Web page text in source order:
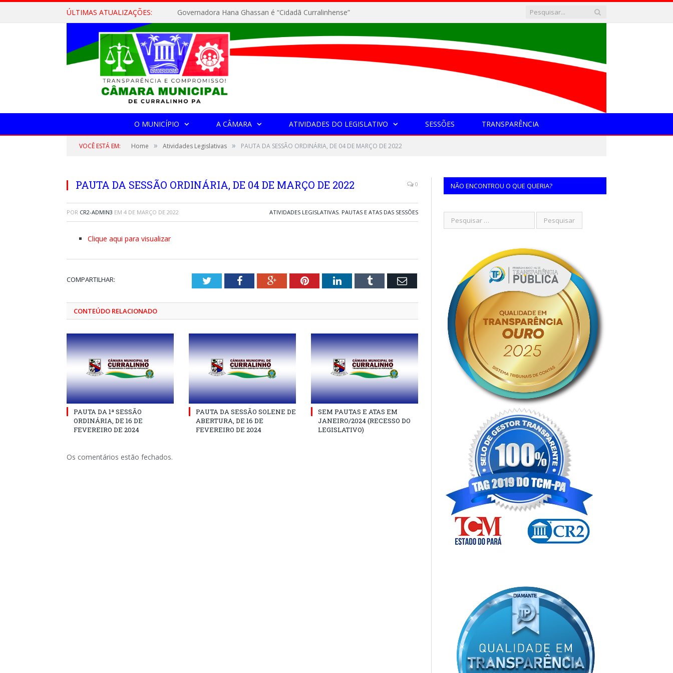
ÚLTIMAS ATUALIZAÇÕES: Governadora Hana Ghassan é “Cidadã Curralinhense”
O MUNICÍPIO A CÂMARA ATIVIDADES DO LEGISLATIVO SESSÕES TRANSPARÊNCIA
VOCÊ ESTÁ EM: Home » Atividades Legislativas » PAUTA DA SESSÃO ORDINÁRIA, DE 04 DE MARÇO DE 2022
PAUTA DA SESSÃO ORDINÁRIA, DE 04 DE MARÇO DE 2022 0
POR CR2-ADMIN3 EM 4 DE MARÇO DE 2022 ATIVIDADES LEGISLATIVAS, PAUTAS E ATAS DAS SESSÕES
Clique aqui para visualizar
COMPARTILHAR: TwitterFacebookGoogle+PinterestLinkedInTumblr Email
CONTEÚDO RELACIONADO
PAUTA DA 1ª SESSÃO
ORDINÁRIA, DE 16 DE
FEVEREIRO DE 2024
PAUTA DA SESSÃO SOLENE DE
ABERTURA, DE 16 DE
FEVEREIRO DE 2024
SEM PAUTAS E ATAS EM
JANEIRO/2024 (RECESSO DO
LEGISLATIVO)
Os comentários estão fechados.
NÃO ENCONTROU O QUE QUERIA?